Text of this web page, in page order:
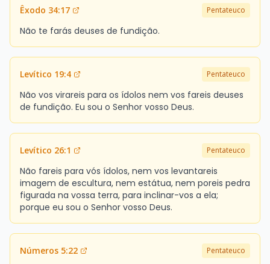
Êxodo 34:17 Pentateuco
Não te farás deuses de fundição.
Levítico 19:4 Pentateuco
Não vos virareis para os ídolos nem vos fareis deuses
de fundição. Eu sou o Senhor vosso Deus.
Levítico 26:1 Pentateuco
Não fareis para vós ídolos, nem vos levantareis
imagem de escultura, nem estátua, nem poreis pedra
figurada na vossa terra, para inclinar-vos a ela;
porque eu sou o Senhor vosso Deus.
Números 5:22 Pentateuco